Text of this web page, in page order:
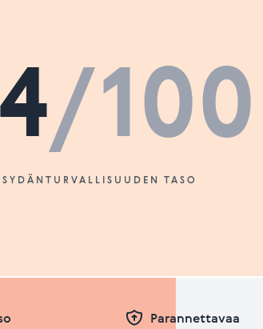
/100
SYDÄNTURVALLISUUDEN TASO
Parannettavaa